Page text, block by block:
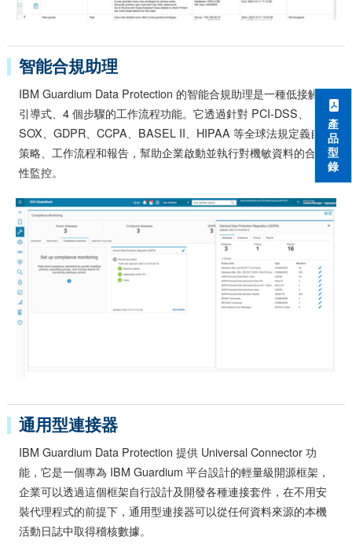
智能合規助理
IBM Guardium Data Protection 的智能合規助理是一種低接觸、
引導式、4 個步驟的工作流程功能。它透過針對 PCI-DSS、
SOX、GDPR、CCPA、BASEL II、HIPAA 等全球法規定義自訂
策略、工作流程和報告，幫助企業啟動並執行對機敏資料的合規
性監控。
通用型連接器
IBM Guardium Data Protection 提供 Universal Connector 功
能，它是一個專為 IBM Guardium 平台設計的輕量級開源框架，
企業可以透過這個框架自行設計及開發各種連接套件，在不用安
裝代理程式的前提下，通用型連接器可以從任何資料來源的本機
活動日誌中取得稽核數據。
產
品
型
錄